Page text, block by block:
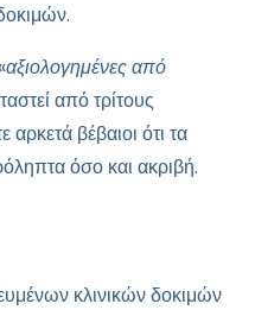
αξιολογημένες από
από τρίτους
βέβαιοι ότι τα
όσο και ακριβή.
κλινικών δοκιμών